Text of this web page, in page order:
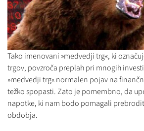
Tako imenovani »medvedji trg«, ki
trgov, povzroča preplah pri mnogih
»medvedji trg« normalen pojav na
težko spopasti. Zato je pomembno, da
napotke, ki nam bodo pomagali
obdobja.